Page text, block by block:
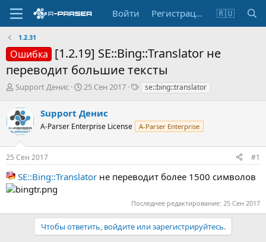
Войти Регистрация 🇷🇺
1.2.31
Ошибка [1.2.19] SE::Bing::Translator не
переводит большие тексты
А
т
о
р
е
м
ы
Support Денис
Д
а
н
ч
л
а
25 Сен 2017
Т
и
se::bing::translator
Support Денис
A-Parser Enterprise License A-Parser Enterprise
25 Сен 2017 #1
SE::Bing::Translator не переводит более 1500 символов
Последнее редактирование: 25 Сен 2017
Чтобы ответить, войдите или зарегистрируйтесь.